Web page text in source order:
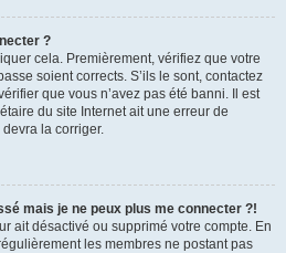
?
cela. Premièrement, vérifiez que votre
soient corrects. S’ils le sont, contactez
que vous n’avez pas été banni. Il est
du site Internet ait une erreur de
la corriger.
mais je ne peux plus me connecter ?!
ait désactivé ou supprimé votre compte. En
les membres ne postant pas